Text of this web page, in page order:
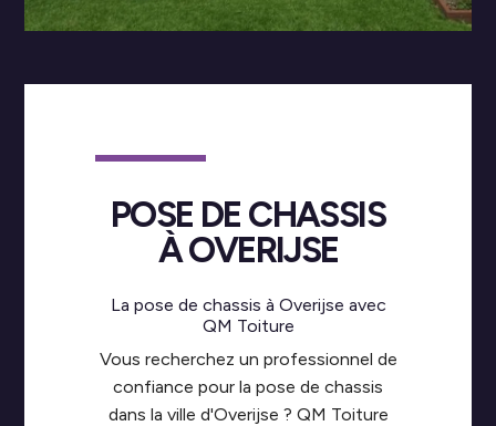
POSE DE CHASSIS
À OVERIJSE
La pose de chassis à Overijse avec
QM Toiture
Vous recherchez un professionnel de
confiance pour la pose de chassis
dans la ville d'Overijse ? QM Toiture